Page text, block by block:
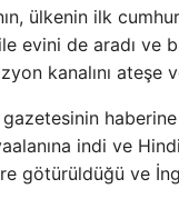
ülkenin ilk
evini de aradı ve
kanalını ateşe
indi ve
götürüldüğü ve